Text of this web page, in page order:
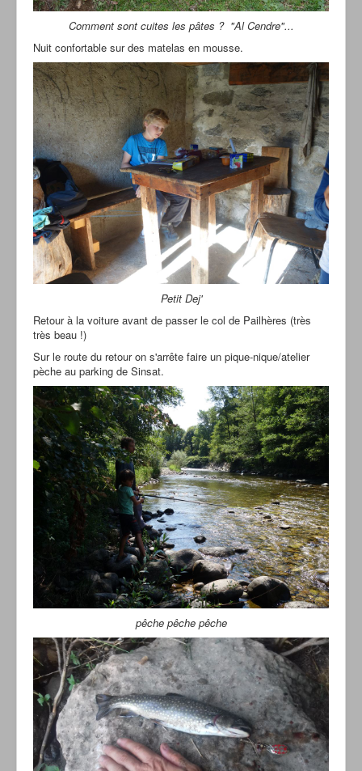
Comment sont cuites les pâtes ? "Al Cendre"...
Nuit confortable sur des matelas en mousse.
Petit Dej'
Retour à la voiture avant de passer le col de Pailhères (très
très beau !)
Sur le route du retour on s'arrête faire un pique-nique/atelier
pèche au parking de Sinsat.
pêche pêche pêche